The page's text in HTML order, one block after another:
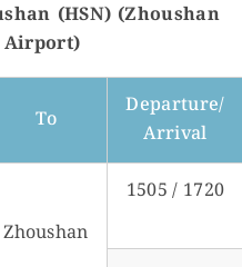
(HSN) (Zhoushan
Airport)
To
Departure/
Arrival
Zhoushan
1505 / 1720